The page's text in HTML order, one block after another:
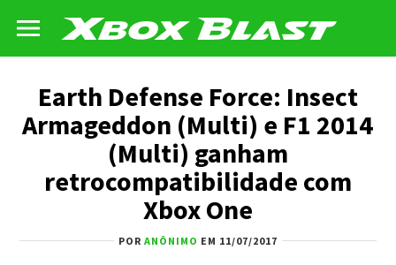
Earth Defense Force: Insect
Armageddon (Multi) e F1 2014
(Multi) ganham
retrocompatibilidade com
Xbox One
POR ANÔNIMO EM 11/07/2017